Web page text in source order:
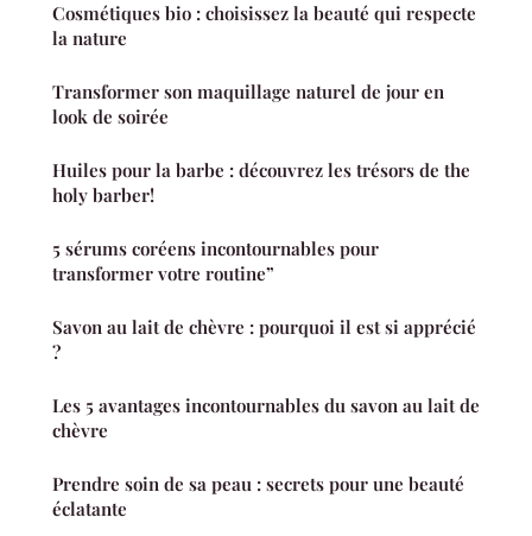
Cosmétiques bio : choisissez la beauté qui respecte
la nature
Transformer son maquillage naturel de jour en
look de soirée
Huiles pour la barbe : découvrez les trésors de the
holy barber!
5 sérums coréens incontournables pour
transformer votre routine”
Savon au lait de chèvre : pourquoi il est si apprécié
?
Les 5 avantages incontournables du savon au lait de
chèvre
Prendre soin de sa peau : secrets pour une beauté
éclatante